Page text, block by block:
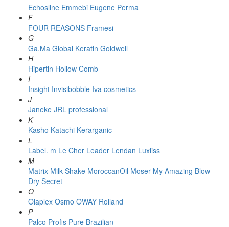
Echosline Emmebi Eugene Perma
F
FOUR REASONS Framesi
G
Ga.Ma Global Keratin Goldwell
H
Hipertin Hollow Comb
I
Insight Invisibobble Iva cosmetics
J
Janeke JRL professional
K
Kasho Katachi Kerarganic
L
Label. m Le Cher Leader Lendan Luxliss
M
Matrix Milk Shake MoroccanOil Moser My Amazing Blow
Dry Secret
O
Olaplex Osmo OWAY Rolland
P
Palco Profis Pure Brazilian